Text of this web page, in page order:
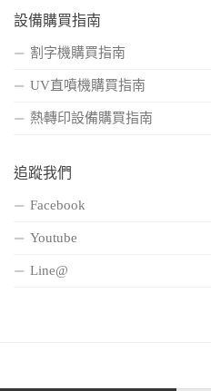
設備購買指南
割字機購買指南
UV直噴機購買指南
熱轉印設備購買指南
追蹤我們
Facebook
Youtube
Line@